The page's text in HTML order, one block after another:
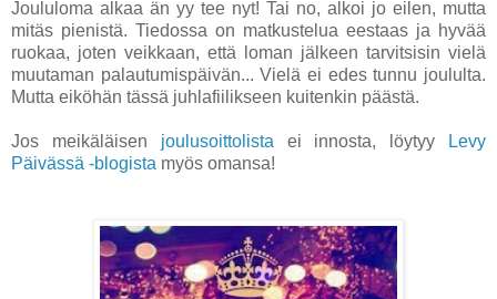
Joululoma alkaa än yy tee nyt! Tai no, alkoi jo eilen, mutta
mitäs pienistä. Tiedossa on matkustelua eestaas ja hyvää
ruokaa, joten veikkaan, että loman jälkeen tarvitsisin vielä
muutaman palautumispäivän... Vielä ei edes tunnu joululta.
Mutta eiköhän tässä juhlafiilikseen kuitenkin päästä.
Jos meikäläisen joulusoittolistaei innosta, löytyy
Levy
Päivässä -blogista myös omansa!